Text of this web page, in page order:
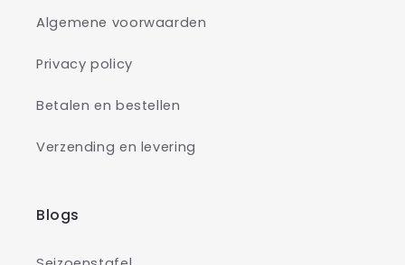
Algemene voorwaarden
Privacy policy
Betalen en bestellen
Verzending en levering
Blogs